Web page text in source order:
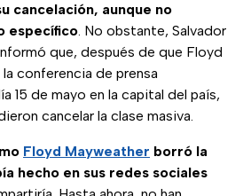
cancelación, aunque no
específico. No obstante, Salvador
que, después de que Floyd
conferencia de prensa
15 de mayo en la capital del país,
cancelar la clase masiva.
Floyd Mayweather borró la
hecho en sus redes sociales